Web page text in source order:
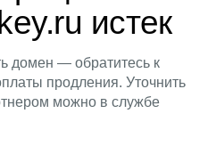
истек
домен — обратитесь к
продления. Уточнить
можно в службе